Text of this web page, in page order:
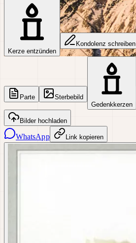
Kerze entzünden
Kondolenz schreiben
Parte
Sterbebild
Gedenkkerzen
Bilder hochladen
WhatsApp Link kopieren